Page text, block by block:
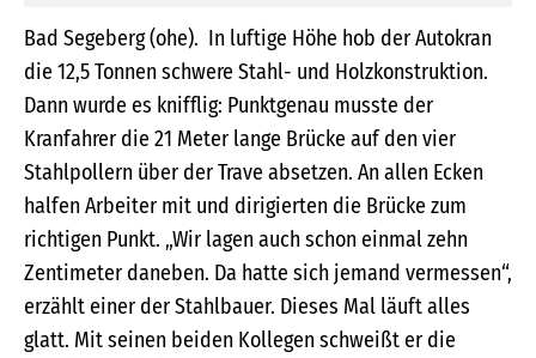
Bad Segeberg (ohe). In luftige Höhe hob der Autokran
die 12,5 Tonnen schwere Stahl- und Holzkonstruktion.
Dann wurde es knifflig: Punktgenau musste der
Kranfahrer die 21 Meter lange Brücke auf den vier
Stahlpollern über der Trave absetzen. An allen Ecken
halfen Arbeiter mit und dirigierten die Brücke zum
richtigen Punkt. „Wir lagen auch schon einmal zehn
Zentimeter daneben. Da hatte sich jemand vermessen“,
erzählt einer der Stahlbauer. Dieses Mal läuft alles
glatt. Mit seinen beiden Kollegen schweißt er die